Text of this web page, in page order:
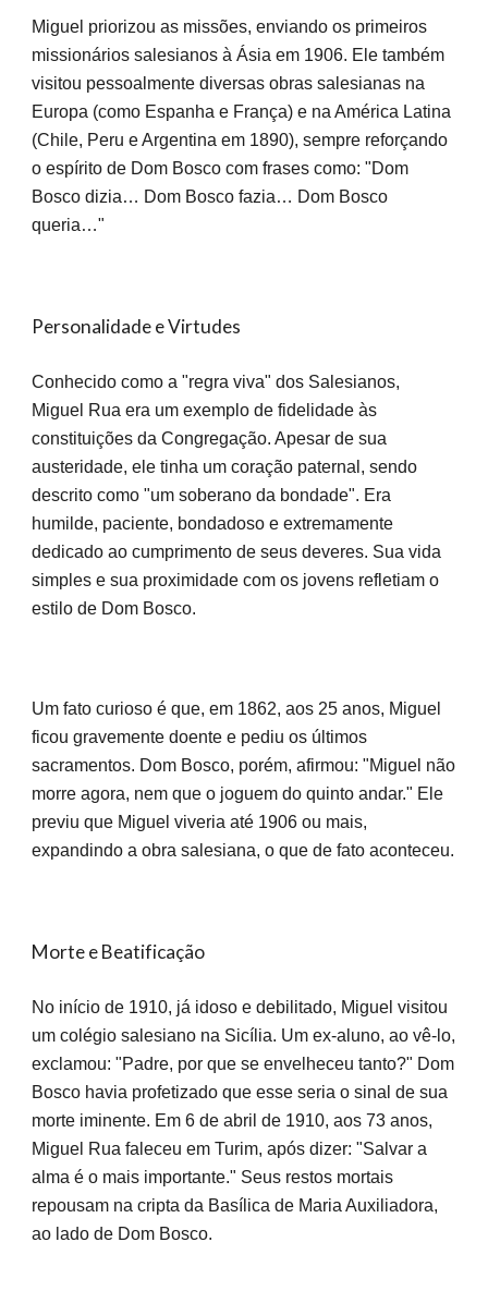
Miguel priorizou as missões, enviando os primeiros
missionários salesianos à Ásia em 1906. Ele também
visitou pessoalmente diversas obras salesianas na
Europa (como Espanha e França) e na América Latina
(Chile, Peru e Argentina em 1890), sempre reforçando
o espírito de Dom Bosco com frases como: "Dom
Bosco dizia… Dom Bosco fazia… Dom Bosco
queria…"
Personalidade e Virtudes
Conhecido como a "regra viva" dos Salesianos,
Miguel Rua era um exemplo de fidelidade às
constituições da Congregação. Apesar de sua
austeridade, ele tinha um coração paternal, sendo
descrito como "um soberano da bondade". Era
humilde, paciente, bondadoso e extremamente
dedicado ao cumprimento de seus deveres. Sua vida
simples e sua proximidade com os jovens refletiam o
estilo de Dom Bosco.
Um fato curioso é que, em 1862, aos 25 anos, Miguel
ficou gravemente doente e pediu os últimos
sacramentos. Dom Bosco, porém, afirmou: "Miguel não
morre agora, nem que o joguem do quinto andar." Ele
previu que Miguel viveria até 1906 ou mais,
expandindo a obra salesiana, o que de fato aconteceu.
Morte e Beatificação
No início de 1910, já idoso e debilitado, Miguel visitou
um colégio salesiano na Sicília. Um ex-aluno, ao vê-lo,
exclamou: "Padre, por que se envelheceu tanto?" Dom
Bosco havia profetizado que esse seria o sinal de sua
morte iminente. Em 6 de abril de 1910, aos 73 anos,
Miguel Rua faleceu em Turim, após dizer: "Salvar a
alma é o mais importante." Seus restos mortais
repousam na cripta da Basílica de Maria Auxiliadora,
ao lado de Dom Bosco.